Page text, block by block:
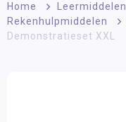
Home > Leermiddelen
Rekenhulpmiddelen
>
Demonstratieset XXL